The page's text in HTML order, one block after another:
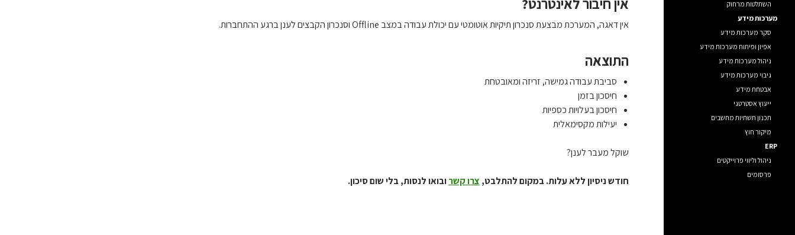
אין דאגה, המערכת מבצעת סנכרון תיקיות אוטומטי עם יכולת עבודה במצב Offline וסנכרון הקבצים לענן ברגע ההתחברות.
התוצאה
סביבת עבודה גמישה, זריזה ומאובטחת
חיסכון בזמן
חיסכון בעלויות כספיות
יעילות מקסימאלית
שוקל מעבר לענן?
חודש ניסיון ללא עלות. במקום להתלבט, צרו קשרובואו לנסות, בלי שום סיכון.
השתלטות מרחוק
מערכות מידע
סקר מערכות מידע
אפיון ופיתוח מערכות מידע
ניהול מערכות מידע
גיבוי מערכות מידע
אבטחת מידע
ייעוץ אסטרטגי
תכנון תשתיות מחשבים
מיקור חוץ
ERP
ניהול וליווי פרוייקטים
פרסומים